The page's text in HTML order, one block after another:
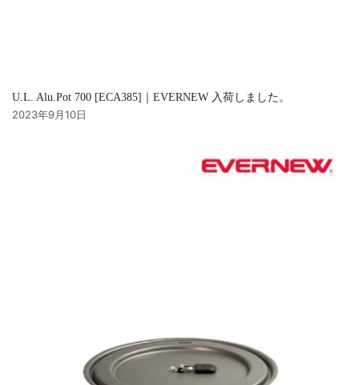
U.L. Alu.Pot 700 [ECA385]｜EVERNEW 入荷しました。
2023年9月10日